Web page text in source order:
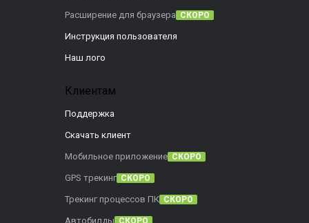
Расширение для браузера СКОРО
Инструкция пользователя
Наш лого
Клиентам
Поддержка
Скачать клиент
Мобильное приложение СКОРО
GPS трекинг СКОРО
Трекинг процессов ПК СКОРО
Автобилды